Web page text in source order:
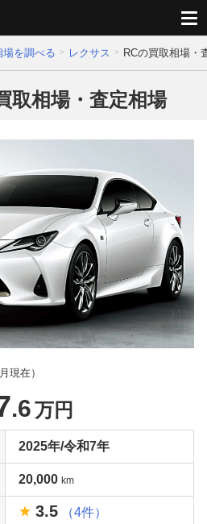
場を調べる レクサス RCの買取相場・
取相場・査定相場
現在）
.6万円
2025年/令和7年
20,000 km
3.5 （4件）